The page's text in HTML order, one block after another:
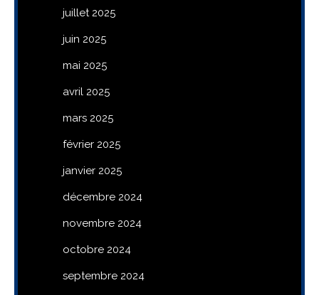
juillet 2025
juin 2025
mai 2025
avril 2025
mars 2025
février 2025
janvier 2025
décembre 2024
novembre 2024
octobre 2024
septembre 2024